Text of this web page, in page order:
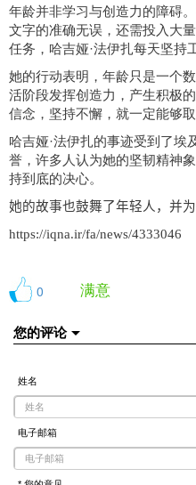
年龄并非学习与创造力的障碍
文字的准确无误，还需投入大
任务，哈吉娅·法伊扎每天坚持
她的行动表明，年龄只是一个
活阶段发挥创造力，产生积极
信念，坚持不懈，就一定能够取
哈吉娅·法伊扎的事迹受到了埃
誉，许多人认为她的坚韧精神
持到底的决心。
她的故事也鼓舞了年轻人，并
https://iqna.ir/fa/news/4333046
0 满意
您的评论
姓名
电子邮箱